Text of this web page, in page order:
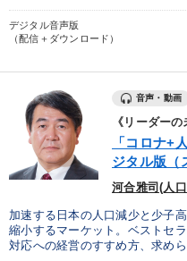
最新トレンドと時代の潮流を
2025年春季全国経営者セミ
経済・景気・相場予測 【
【5月】音声・映像
製造業 卸売・小売・飲食
デジタル音声版
（配信＋ダウンロード）
音声・動画
《リーダーの
「コロナ+
ジタル版（
河合雅司(人
加速する日本の人口減少と少子
縮小するマーケット。ベストセ
対応への経営のすすめ方、求め